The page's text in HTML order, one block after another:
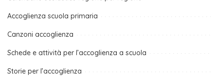
Accoglienza scuola primaria
Canzoni accoglienza
Schede e attività per l’accoglienza a scuola
Storie per l’accoglienza